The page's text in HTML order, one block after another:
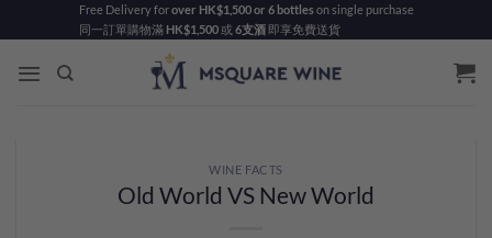
to
content
Free Delivery forover HK$1,500 or 6 bottleson single purchase
同一訂單購物滿 HK$1,500或 6支酒即享免費送貨
WINE FACTS
Old World VS New World